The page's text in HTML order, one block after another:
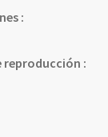
:
reproducción :